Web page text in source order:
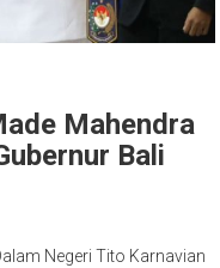
Mahendra
Bali
Negeri Tito Karnavian